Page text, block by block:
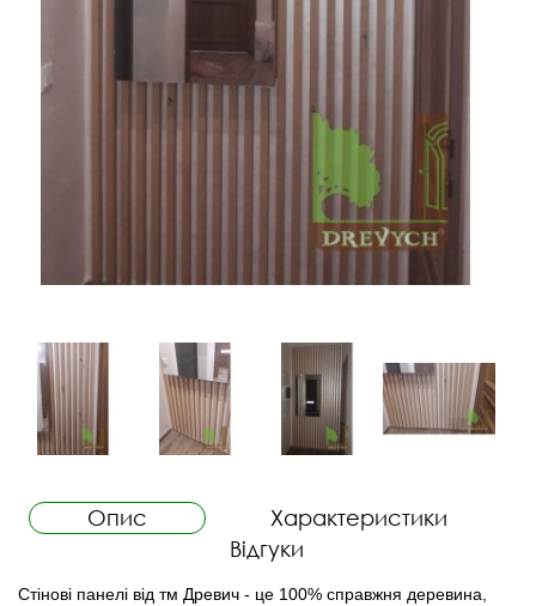
Опис
Характеристики
Відгуки
Стінові панелі від тм Древич - це 100% справжня деревина,